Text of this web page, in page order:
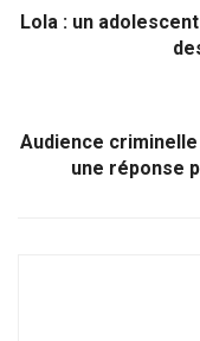
Lola : un
Audience
une réponse